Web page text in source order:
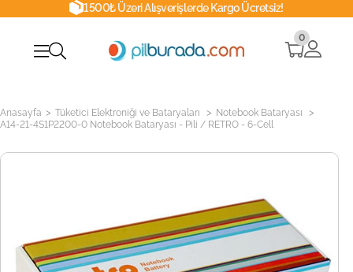
1500₺ Üzeri Alışverişlerde Kargo Ücretsiz!
0
Anasayfa > Tüketici Elektroniği ve Bataryaları > Notebook Bataryası >
A14-21-4S1P2200-0 Notebook Bataryası - Pili / RETRO - 6-Cell